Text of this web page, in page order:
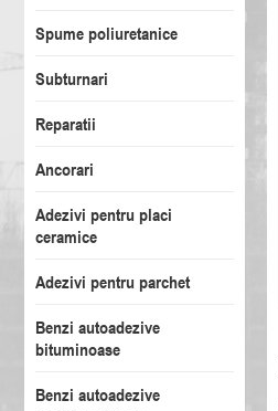
Spume poliuretanice
Subturnari
Reparatii
Ancorari
Adezivi pentru placi
ceramice
Adezivi pentru parchet
Benzi autoadezive
bituminoase
Benzi autoadezive